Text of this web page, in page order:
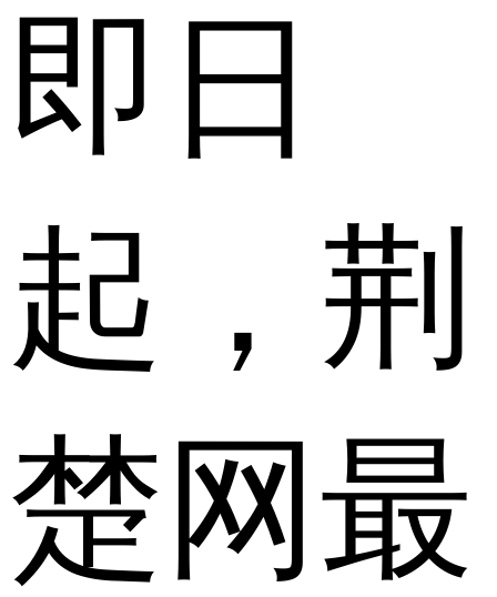
即日
起，荆
楚网最